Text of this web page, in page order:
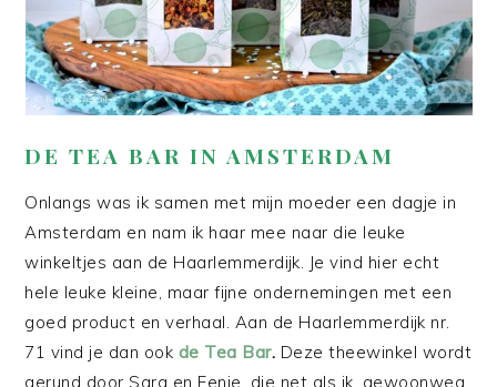
DE TEA BAR IN AMSTERDAM
Onlangs was ik samen met mijn moeder een dagje in
Amsterdam en nam ik haar mee naar die leuke
winkeltjes aan de Haarlemmerdijk. Je vind hier echt
hele leuke kleine, maar fijne ondernemingen met een
goed product en verhaal. Aan de Haarlemmerdijk nr.
71 vind je dan ook de Tea Bar. Deze theewinkel wordt
gerund door Sara en Fenje, die net als ik, gewoonweg